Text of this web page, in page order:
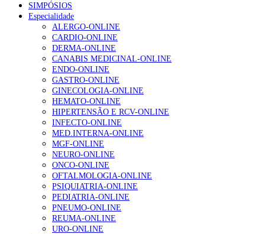
SIMPÓSIOS
Especialidade
ALERGO-ONLINE
CARDIO-ONLINE
DERMA-ONLINE
CANABIS MEDICINAL-ONLINE
ENDO-ONLINE
GASTRO-ONLINE
GINECOLOGIA-ONLINE
HEMATO-ONLINE
HIPERTENSÃO E RCV-ONLINE
INFECTO-ONLINE
MED.INTERNA-ONLINE
MGF-ONLINE
NEURO-ONLINE
ONCO-ONLINE
OFTALMOLOGIA-ONLINE
PSIQUIATRIA-ONLINE
PEDIATRIA-ONLINE
PNEUMO-ONLINE
REUMA-ONLINE
URO-ONLINE